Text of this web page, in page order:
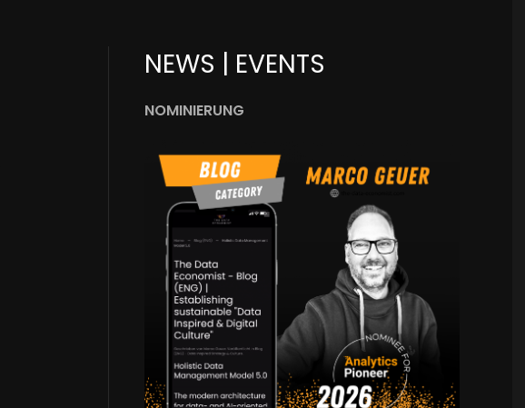
NEWS | EVENTS
NOMINIERUNG